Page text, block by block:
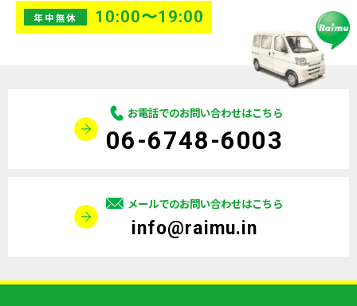
年中無休 10:00〜19:00
お電話でのお問い合わせはこちら
06-6748-6003
メールでのお問い合わせはこちら
info@raimu.in